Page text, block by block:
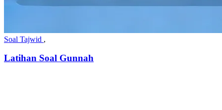
Soal Tajwid ,
Latihan Soal Gunnah